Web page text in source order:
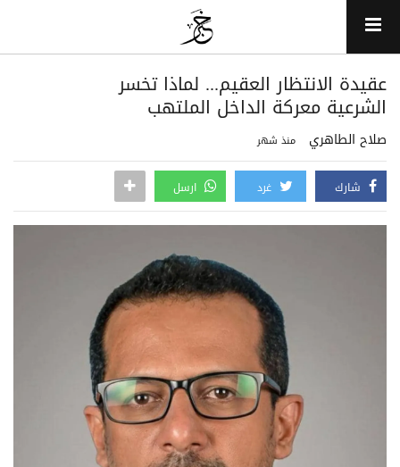
عقيدة الانتظار العقيم... لماذا تخسر
الشرعية معركة الداخل الملتهب
صلاح الطاهري منذ شهر
شارك غرد ارسل